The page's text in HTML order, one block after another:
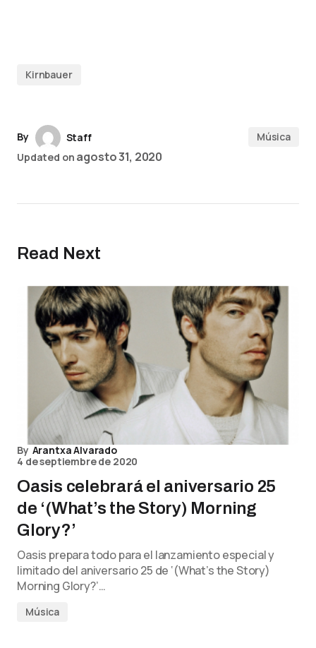
Kirnbauer
By
Staff
Updated on agosto 31, 2020
Música
Read Next
By Arantxa Alvarado
4 de septiembre de 2020
Oasis celebrará el aniversario 25
de ‘(What’s the Story) Morning
Glory?’
Oasis prepara todo para el lanzamiento especial y
limitado del aniversario 25 de ‘(What’s the Story)
Morning Glory?’…
Música